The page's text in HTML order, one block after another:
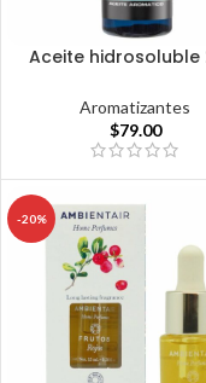
Aceite hidrosoluble
Aromatizantes
$79.00
-20%